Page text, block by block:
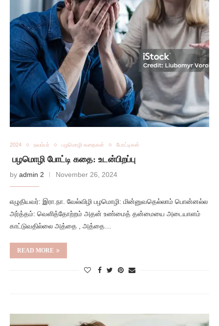
2024 நவம்பர் பழமொழி கதைகள் போட்டிகள்
பழமொழி போட்டி கதை: உடன்பிறப்பு
by admin 2 November 26, 2024
எழுதியவர்: இரா.நா. வேல்விழி பழமொழி: மின்னுவதெல்லாம் பொன்னல்ல
அர்த்தம்: வெளித்தோற்றம் அதன் உண்மைத் தன்மையை அடையாளம்
காட்டுவதில்லை அத்தை , அத்தை…
READ MORE